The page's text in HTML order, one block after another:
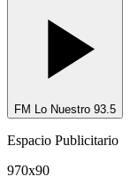
FM Lo Nuestro 93.5
Espacio Publicitario
970x90